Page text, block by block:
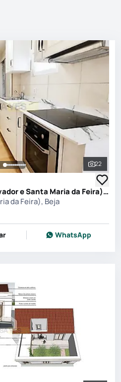
Ver
22
Moradia T2 em Beja (Salvador e Santa Maria da Feira), Beja
da Feira), Beja
WhatsApp